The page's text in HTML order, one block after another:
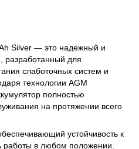
Silver — это надежный и
разработанный для
слаботочных систем и
технологии AGM
полностью
на протяжении всего
устойчивость к
работы в любом положении.